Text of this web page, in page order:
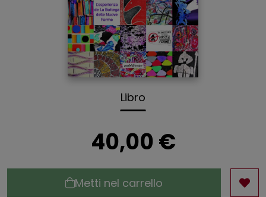
Libro
40,00 €
Metti nel carrello